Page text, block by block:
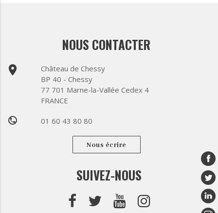
NOUS CONTACTER
place
Château de Chessy
BP 40 - Chessy
77 701 Marne-la-Vallée Cedex 4
FRANCE
phone 01 60 43 80 80
Nous écrire
SUIVEZ-NOUS